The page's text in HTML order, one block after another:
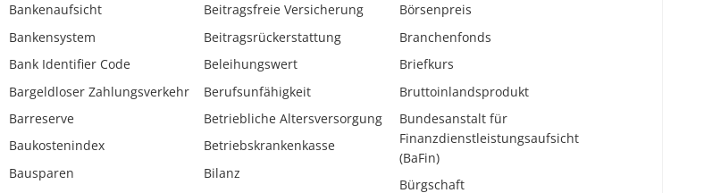
Bankenaufsicht
Bankensystem
Bank Identifier Code
Bargeldloser Zahlungsverkehr
Barreserve
Baukostenindex
Bausparen
Beitragsfreie Versicherung
Beitragsrückerstattung
Beleihungswert
Berufsunfähigkeit
Betriebliche Altersversorgung
Betriebskrankenkasse
Bilanz
Börsenpreis
Branchenfonds
Briefkurs
Bruttoinlandsprodukt
Bundesanstalt für
Finanzdienstleistungsaufsicht
(BaFin)
Bürgschaft